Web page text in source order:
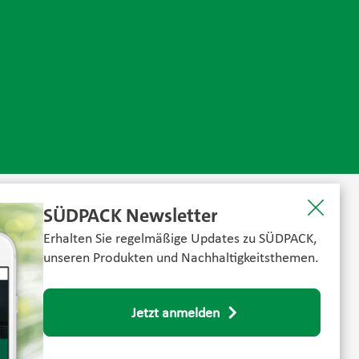
SÜDPACK Newsletter
Erhalten Sie regelmäßige Updates zu SÜDPACK,
unseren Produkten und Nachhaltigkeitsthemen.
Jetzt anmelden